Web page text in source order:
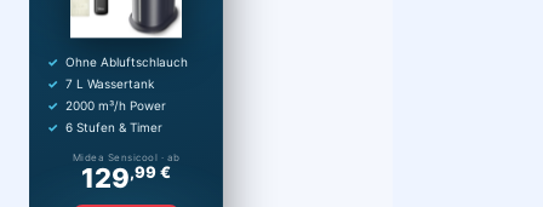
Ohne Abluftschlauch
7 L Wassertank
2000 m³/h Power
6 Stufen & Timer
Midea Sensicool · ab
129,99 €